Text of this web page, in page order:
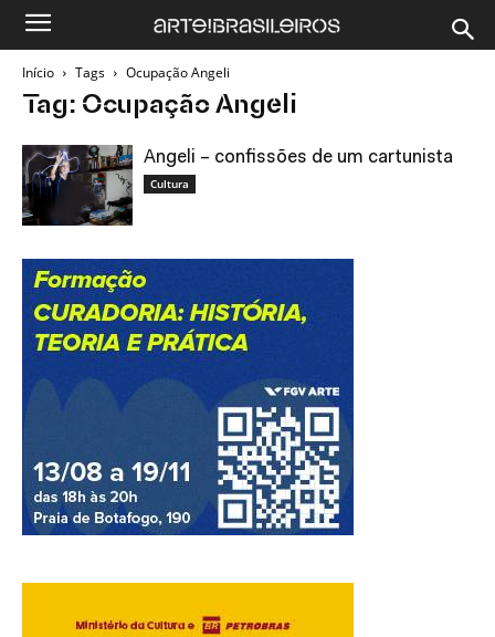
Início Tags Ocupação Angeli
Tag: Ocupação Angeli
Angeli – confissões de um cartunista
Cultura